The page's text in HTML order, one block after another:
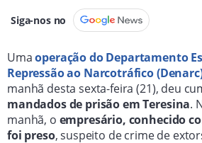
Siga-nos no
Umaoperação do Departamento
Repressão ao Narcotráfico
manhã desta sexta-feira (21), deu
mandados de prisão em Teresina.
manhã, o empresário, conhecido
foi preso, suspeito de crime de